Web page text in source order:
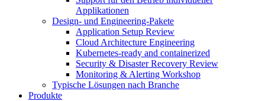
Applikationen
Design- und Engineering-Pakete
Application Setup Review
Cloud Architecture Engineering
Kubernetes-ready and containerized
Security & Disaster Recovery Review
Monitoring & Alerting Workshop
Typische Lösungen nach Branche
Produkte